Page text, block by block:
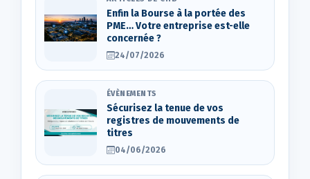
Enfin la Bourse à la portée des
PME… Votre entreprise est-elle
concernée ?
24/07/2026
ÉVÈNEMENTS
Sécurisez la tenue de vos
registres de mouvements de
titres
04/06/2026